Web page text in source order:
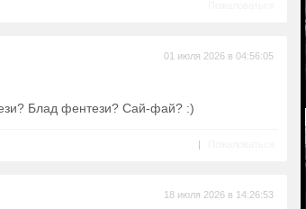
01 июля 2026 в 04:56:05
Блад фентези? Сай-фай? :)
|
18 июля 2026 в 14:26:53